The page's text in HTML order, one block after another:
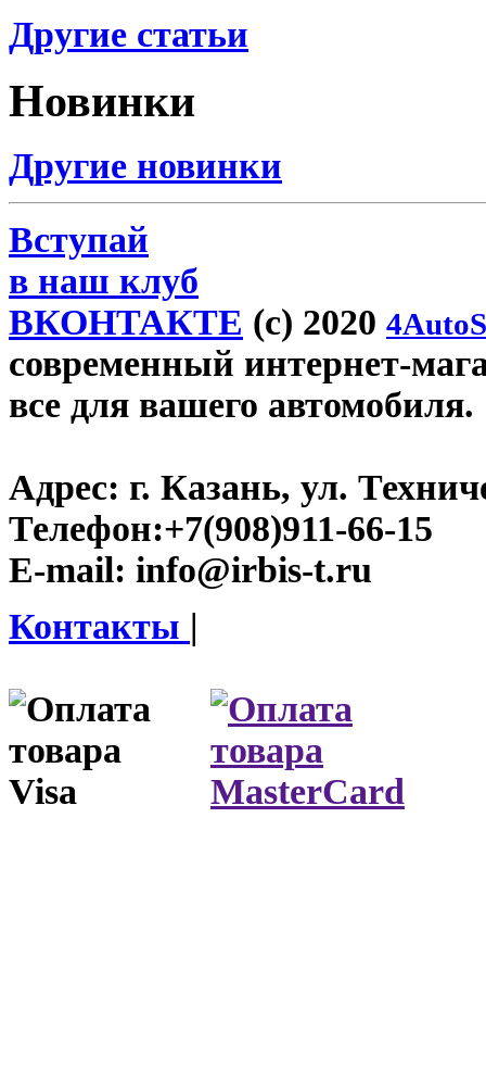
Другие статьи
Новинки
Другие новинки
Вступай
в наш клуб
ВКОНТАКТЕ (c) 2020
современный интернет-
все для вашего автомобиля.
Адрес: г. Казань, ул.
Телефон:+7(908)911-66-15
E-mail: info@irbis-t.ru
Контакты |